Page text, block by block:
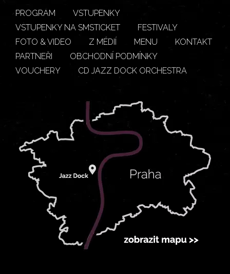
PROGRAM
VSTUPENKY
VSTUPENKY NA SMSTICKET
FESTIVALY
FOTO & VIDEO
Z MÉDIÍ MENU
KONTAKT
PARTNEŘI
OBCHODNÍ PODMÍNKY
VOUCHERY
CD JAZZ DOCK ORCHESTRA